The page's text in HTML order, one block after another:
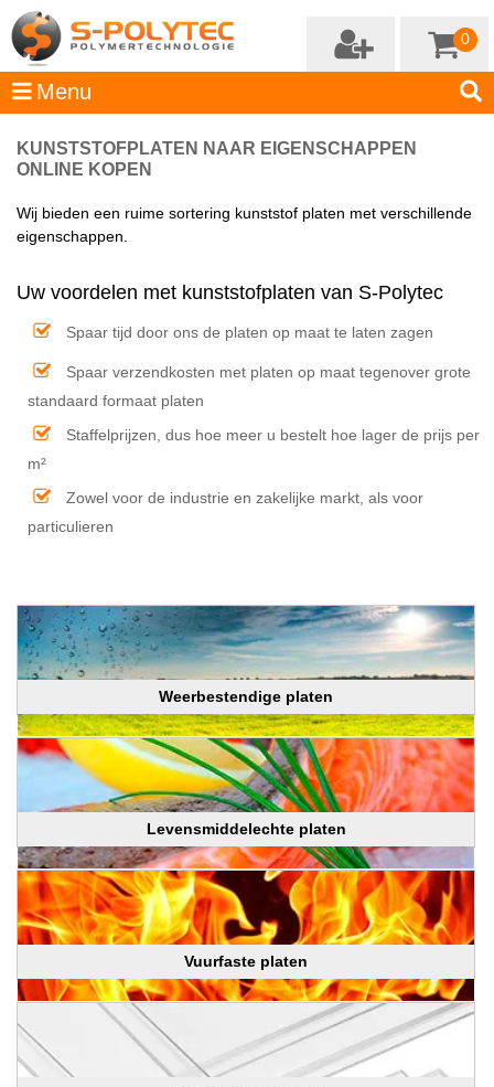
0
KUNSTSTOFPLATEN NAAR EIGENSCHAPPEN
ONLINE KOPEN
Wij bieden een ruime sortering kunststof platen met verschillende
eigenschappen.
Uw voordelen met kunststofplaten van S-Polytec
Spaar tijd door ons de platen op maat te laten zagen
Spaar verzendkosten met platen op maat tegenover grote
standaard formaat platen
Staffelprijzen, dus hoe meer u bestelt hoe lager de prijs per
m²
Zowel voor de industrie en zakelijke markt, als voor
particulieren
Weerbestendige platen
Levensmiddelechte platen
Vuurfaste platen